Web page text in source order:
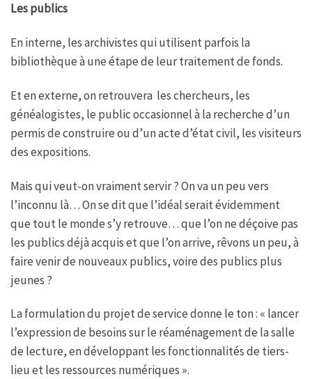
Les publics
En interne, les archivistes qui utilisent parfois la
bibliothèque à une étape de leur traitement de fonds.
Et en externe, on retrouvera les chercheurs, les
généalogistes, le public occasionnel à la recherche d’un
permis de construire ou d’un acte d’état civil, les visiteurs
des expositions.
Mais qui veut-on vraiment servir ? On va un peu vers
l’inconnu là… On se dit que l’idéal serait évidemment
que tout le monde s’y retrouve… que l’on ne déçoive pas
les publics déjà acquis et que l’on arrive, rêvons un peu, à
faire venir de nouveaux publics, voire des publics plus
jeunes ?
La formulation du projet de service donne le ton : « lancer
l’expression de besoins sur le réaménagement de la salle
de lecture, en développant les fonctionnalités de tiers-
lieu et les ressources numériques ».